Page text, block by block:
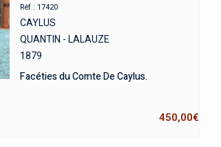
Réf : 17420
CAYLUS
QUANTIN - LALAUZE
1879
Facéties du Comte De Caylus.
450,00€